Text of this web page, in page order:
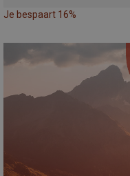
Je bespaart 16%